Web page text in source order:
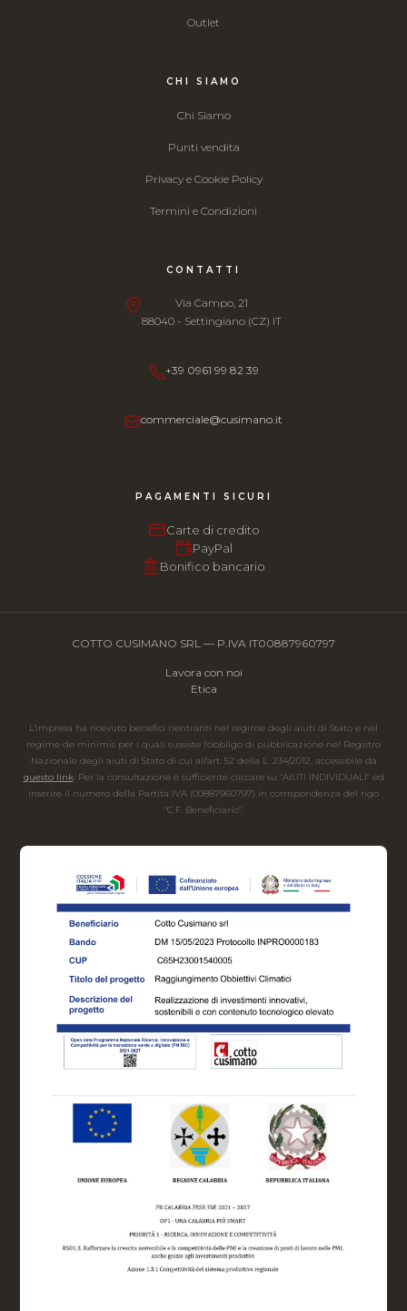
Outlet
CHI SIAMO
Chi Siamo
Punti vendita
Privacy e Cookie Policy
Termini e Condizioni
CONTATTI
Via Campo, 21
88040 - Settingiano (CZ) IT
+39 0961 99 82 39
commerciale@cusimano.it
PAGAMENTI SICURI
Carte di credito
PayPal
Bonifico bancario
COTTO CUSIMANO SRL — P.IVA IT00887960797
Lavora con noi
Etica
L'impresa ha ricevuto benefici rientranti nel regime degli aiuti di Stato e nel
regime de minimis per i quali sussiste l'obbligo di pubblicazione nel Registro
Nazionale degli aiuti di Stato di cui all'art. 52 della L. 234/2012, accessibile da
questo link. Per la consultazione è sufficiente cliccare su "AIUTI INDIVIDUALI" ed
inserire il numero della Partita IVA (00887960797) in corrispondenza del rigo
"C.F. Beneficiario".